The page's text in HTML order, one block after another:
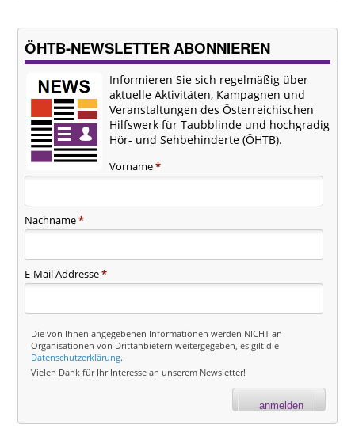
ÖHTB-NEWSLETTER ABONNIEREN
Informieren Sie sich regelmäßig über
aktuelle Aktivitäten, Kampagnen und
Veranstaltungen des Österreichischen
Hilfswerk für Taubblinde und hochgradig
Hör- und Sehbehinderte (ÖHTB).
Vorname*
Nachname*
E-Mail Addresse*
Die von Ihnen angegebenen Informationen werden NICHT an
Organisationen von Drittanbietern weitergegeben, es gilt die
Datenschutzerklärung.
Vielen Dank für Ihr Interesse an unserem Newsletter!